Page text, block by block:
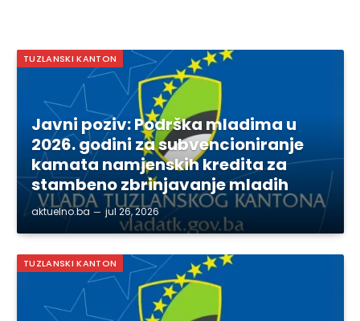
TUZLANSKI KANTON
Javni poziv: Podrška mladima u
2026. godini za subvencioniranje
kamata namjenskih kredita za
stambeno zbrinjavanje mladih
aktuelno.ba jul 26, 2026
TUZLANSKI KANTON